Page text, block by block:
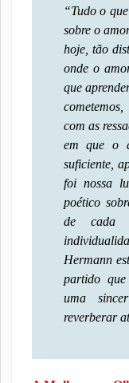
“Tudo o
sobre o
hoje, tão
onde o
que
com as
em que o
suficiente,
foi nossa
poético
de cada
Hermann
partido
uma
reverberar